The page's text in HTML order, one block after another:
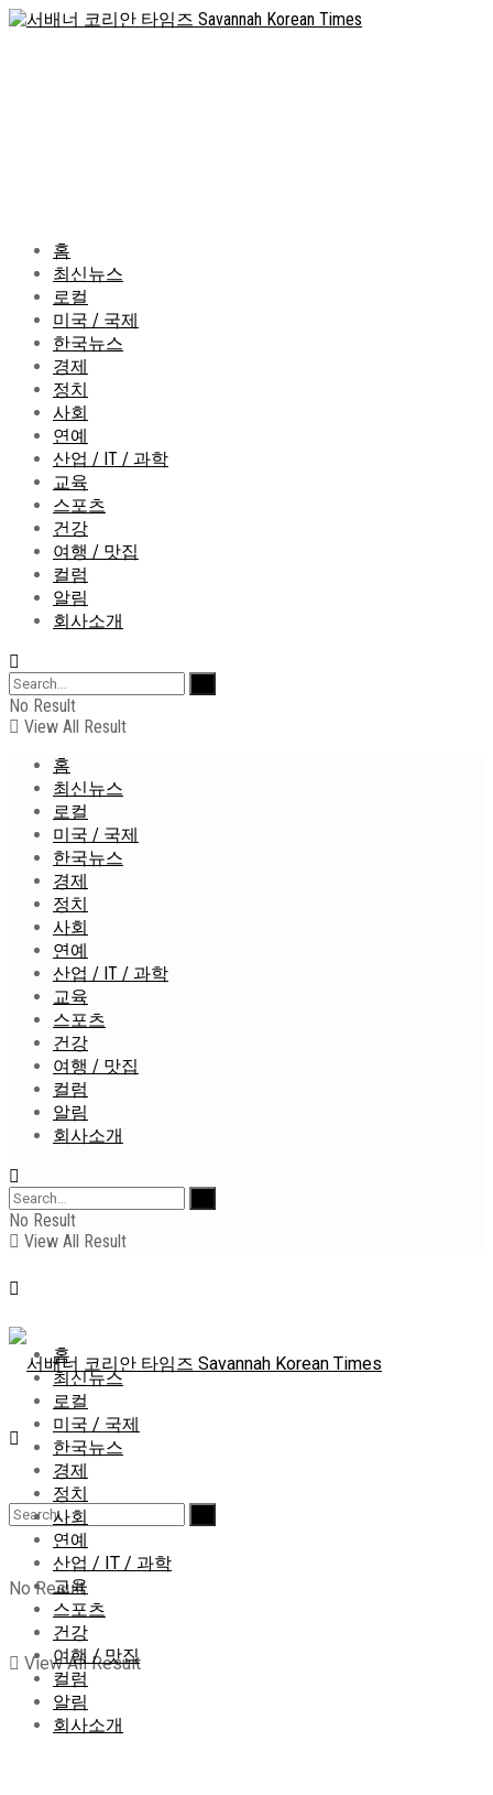
홈
최신뉴스
로컬
미국 / 국제
한국뉴스
경제
정치
사회
연예
산업 / IT / 과학
교육
스포츠
건강
여행 / 맛집
컬럼
알림
회사소개
No Result
View All Result
홈
최신뉴스
로컬
미국 / 국제
한국뉴스
경제
정치
사회
연예
산업 / IT / 과학
교육
스포츠
건강
여행 / 맛집
컬럼
알림
회사소개
No Result
View All Result
No Result
View All Result
홈
최신뉴스
로컬
미국 / 국제
한국뉴스
경제
정치
사회
연예
산업 / IT / 과학
교육
스포츠
건강
여행 / 맛집
컬럼
알림
회사소개